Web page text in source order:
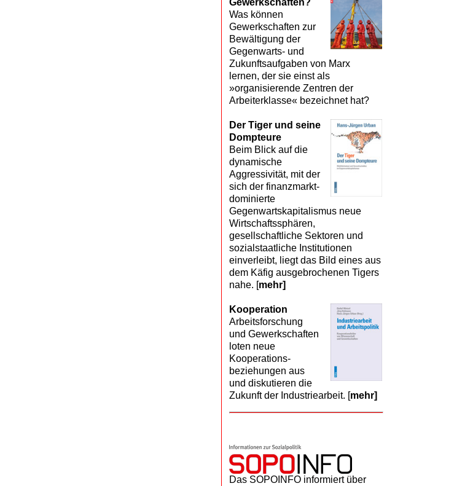
Gewerkschaften?
Was können
Gewerkschaften zur
Bewältigung der
Gegenwarts- und
Zukunftsaufgaben von Marx
lernen, der sie einst als
»organisierende Zentren der
Arbeiterklasse« bezeichnet hat?
Der Tiger und seine
Dompteure
Beim Blick auf die
dynamische
Aggressivität, mit der
sich der finanzmarkt­
dominierte
Gegenwartskapitalismus neue
Wirtschaftssphären,
gesellschaftliche Sektoren und
sozialstaatliche Institutionen
einverleibt, liegt das Bild eines aus
dem Käfig ausgebrochenen Tigers
nahe. [mehr]
Kooperation
Arbeits­forschung
und Gewerk­schaften
loten neue
Kooperations­
beziehungen aus
und diskutieren die
Zukunft der Industriearbeit. [mehr]
Das SOPOINFO informiert über